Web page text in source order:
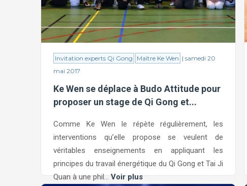
Invitation experts Qi Gong Maître Ke Wen | samedi 20
mai 2017
Ke Wen se déplace à Budo Attitude pour
proposer un stage de Qi Gong et...
Comme Ke Wen le répète régulièrement, les
interventions qu’elle propose se veulent de
véritables enseignements en appliquant les
principes du travail énergétique du Qi Gong et Tai Ji
Quan à une phil...Voir plus